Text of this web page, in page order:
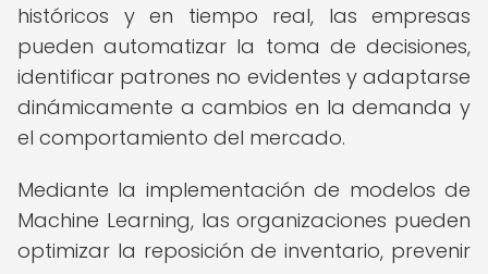
históricos y en tiempo real, las empresas
pueden automatizar la toma de decisiones,
identificar patrones no evidentes y adaptarse
dinámicamente a cambios en la demanda y
el comportamiento del mercado.
Mediante la implementación de modelos de
Machine Learning, las organizaciones pueden
optimizar la reposición de inventario, prevenir